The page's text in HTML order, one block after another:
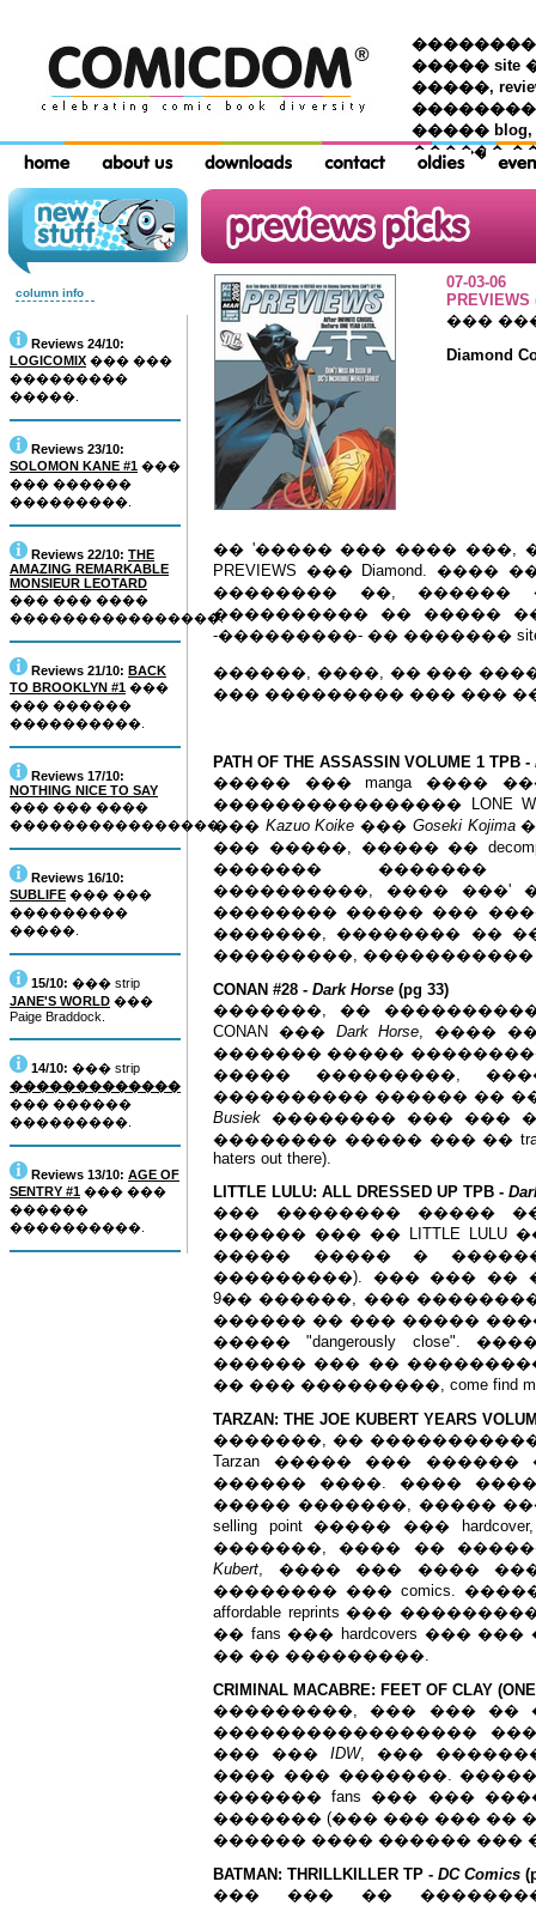
���������
����� site
�����,
����� blog,
������
column info
Reviews 24/10:
LOGICOMIX ��� ���
���������
�����.
Reviews 23/10:
SOLOMON KANE #1 ���
��� ������
���������.
Reviews 22/10: THE
AMAZING REMARKABLE
MONSIEUR LEOTARD
��� ��� ����
����������������.
Reviews 21/10: BACK
TO BROOKLYN #1 ���
��� ������
����������.
Reviews 17/10:
NOTHING NICE TO SAY
��� ��� ����
����������������.
Reviews 16/10:
SUBLIFE ��� ���
���������
�����.
15/10: ��� strip
JANE'S WORLD ���
Paige Braddock.
14/10: ��� strip
�������������
��� ������
���������.
Reviews 13/10: AGE OF
SENTRY #1 ��� ���
������
����������.
07-03-06
PREVIEWS
���
Diamond
�� '����� ��� ���� ���,
PREVIEWS ��� Diamond.
�������� ��, ������
���������� �� �����
-���������- �� ������� site ���
������, ����, �� ��� ����.
��� ��������� ��� ���
PATH OF THE ASSASSIN VOLUME 1 TPB -
����� ��� manga ����
���������������� LONE
��� Kazuo Koike ��� Goseki Kojima
��� �����, ����� ��
������� �������
����������, ���� ���'
�������� ����� ���
�������, �������� ��
���������,
CONAN #28 - Dark Horse (pg 33)
�������, ��
CONAN ��� Dark Horse, ����
������� �����
����� ���������,
���������� ������ ��
Busiek �������� ��� ���
�������� ����� ��� �� trade
haters out there).
LITTLE LULU: ALL DRESSED UP TPB -
��� �������� �����
������ ��� �� LITTLE LULU
����� ����� �
���������). ��� ��� ��
9�� ������, ���
������ �� ��� �����
����� "dangerously close".
������ ��� ��
�� ��� ���������, come find
TARZAN: THE JOE KUBERT YEARS
�������, ��
Tarzan ����� ���
������ ����. ����
����� �������, �����
selling point ����� ���
�������, ���� ��
Kubert, ���� ��� ����
�������� ��� comics.
affordable reprints ���
�� fans ��� hardcovers ���
�� �� ���������.
CRIMINAL MACABRE: FEET OF CLAY
���������, ��� ���
�����������������
��� ��� IDW, ���
���� ��� �������.
������� fans ��� ���
������� (��� ��� ��� ��
������ ���� ������ ���
BATMAN: THRILLKILLER TP - DC Comics
��� ��� ��